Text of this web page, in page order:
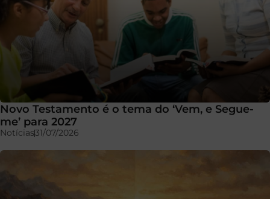
Novo Testamento é o tema do ‘Vem, e Segue-
me’ para 2027
Notícias31/07/2026